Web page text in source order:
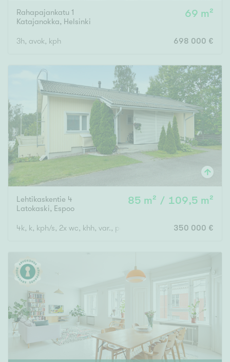
Rahapajankatu 1
Katajanokka, Helsinki
69 m²
3h, avok, kph 698 000 €
Lehtikaskentie 4
Latokaski, Espoo
85 m² / 109,5 m²
4k, k, kph/s, 2x wc, khh, var., parveke, terassi- ja piha-alue
350 000 €